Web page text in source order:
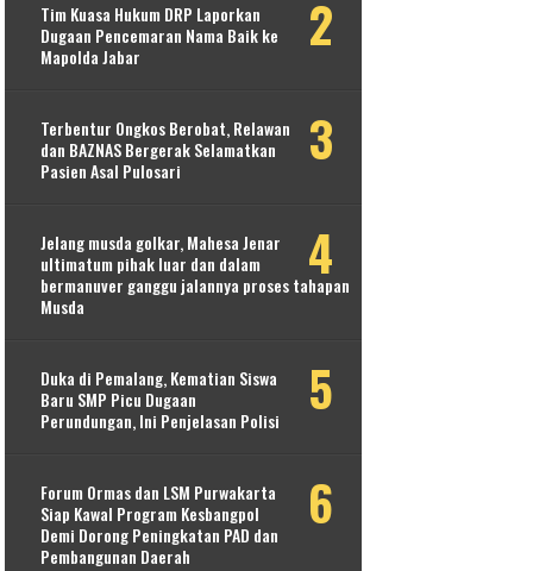
Tim Kuasa Hukum DRP Laporkan
Dugaan Pencemaran Nama Baik ke
Mapolda Jabar
Terbentur Ongkos Berobat, Relawan
dan BAZNAS Bergerak Selamatkan
Pasien Asal Pulosari
Jelang musda golkar, Mahesa Jenar
ultimatum pihak luar dan dalam
bermanuver ganggu jalannya proses tahapan
Musda
Duka di Pemalang, Kematian Siswa
Baru SMP Picu Dugaan
Perundungan, Ini Penjelasan Polisi
Forum Ormas dan LSM Purwakarta
Siap Kawal Program Kesbangpol
Demi Dorong Peningkatan PAD dan
Pembangunan Daerah